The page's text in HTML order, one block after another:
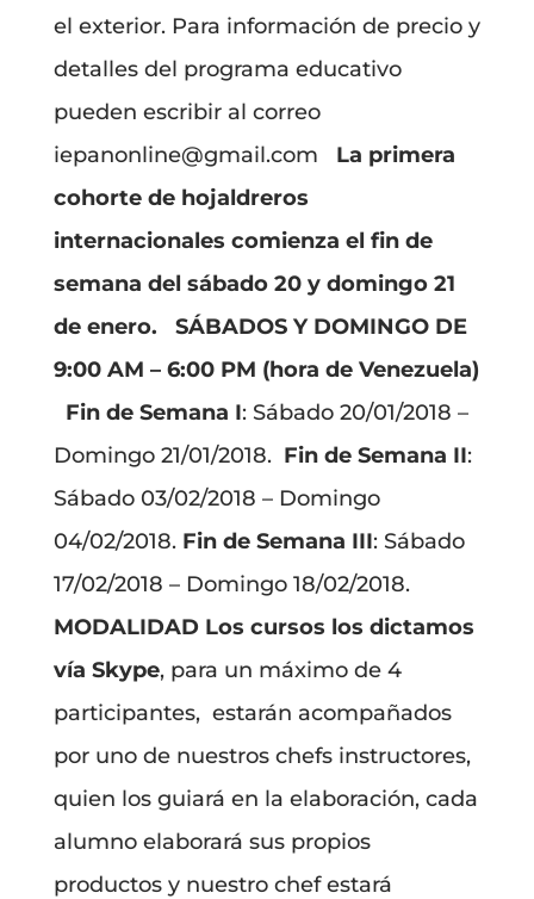
el exterior. Para información de precio y
detalles del programa educativo
pueden escribir al correo
iepanonline@gmail.com
La primera
cohorte de hojaldreros
internacionales comienza el fin de
semana del sábado 20 y domingo 21
de enero.
SÁBADOS Y DOMINGO DE
9:00 AM – 6:00 PM (hora de Venezuela)
Fin de Semana I: Sábado 20/01/2018 –
Domingo 21/01/2018. Fin de Semana II:
Sábado 03/02/2018 – Domingo
04/02/2018. Fin de Semana III: Sábado
17/02/2018 – Domingo 18/02/2018.
MODALIDAD Los cursos los dictamos
vía Skype, para un máximo de 4
participantes, estarán acompañados
por uno de nuestros chefs instructores,
quien los guiará en la elaboración, cada
alumno elaborará sus propios
productos y nuestro chef estará